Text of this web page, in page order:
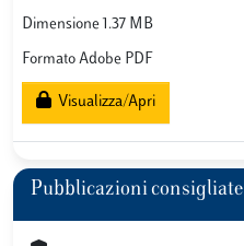
Dimensione 1.37 MB
Formato Adobe PDF
Visualizza/Apri
Pubblicazioni consigliate